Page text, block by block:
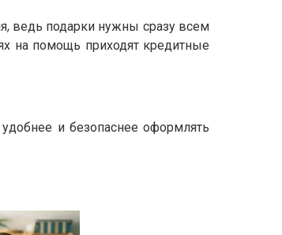
ведь подарки нужны сразу всем
на помощь приходят кредитные
и безопаснее оформлять